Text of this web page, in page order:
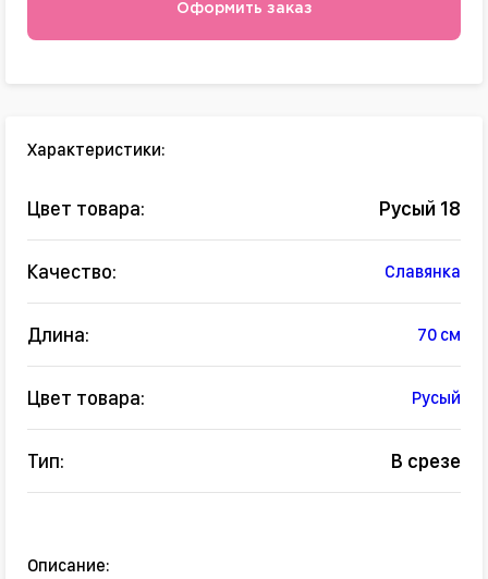
Оформить заказ
Характеристики:
Цвет товара: Русый 18
Качество: Славянка
Длина: 70 см
Цвет товара: Русый
Тип: В срезе
Описание: